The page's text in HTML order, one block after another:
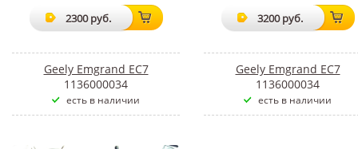
2300 руб.
Geely Emgrand EC7
1136000034
есть в наличии
3200 руб.
Geely Emgrand EC7
1136000034
есть в наличии